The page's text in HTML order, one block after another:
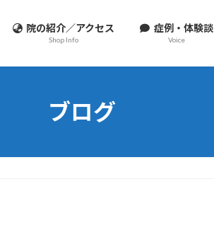
院の紹介／アクセス
Shop Info
症例・体験談
Voice
ブログ